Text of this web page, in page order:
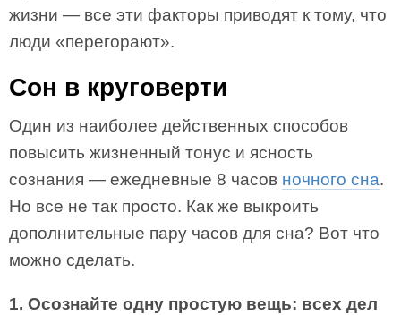
жизни — все эти факторы приводят к тому, что
люди «перегорают».
Сон в круговерти
Один из наиболее действенных способов
повысить жизненный тонус и ясность
сознания — ежедневные 8 часов ночного сна.
Но все не так просто. Как же выкроить
дополнительные пару часов для сна? Вот что
можно сделать.
1. Осознайте одну простую вещь: всех дел